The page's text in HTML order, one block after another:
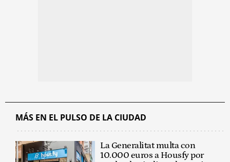
MÁS EN EL PULSO DE LA CIUDAD
La Generalitat multa con
10.000 euros a Housfy por